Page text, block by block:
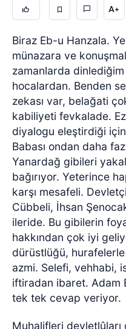
A+
Biraz Eb-u Hanzala.
münazara ve
zamanlarda
hocalardan. Benden
zekası var, belağati
kabiliyeti fevkalade.
diyalogu eleştirdiği
Babası ondan daha
Yanardağ gibileri
bağırıyor. Yeterince
karşı mesafeli.
Cübbeli, İhsan
ileride. Bu gibilerin
hakkından çok iyi
dürüstlüğü,
azmi. Selefi, vehhabi,
iftiradan ibaret. Adam
tek tek cevap veriyor.
Muhalifleri